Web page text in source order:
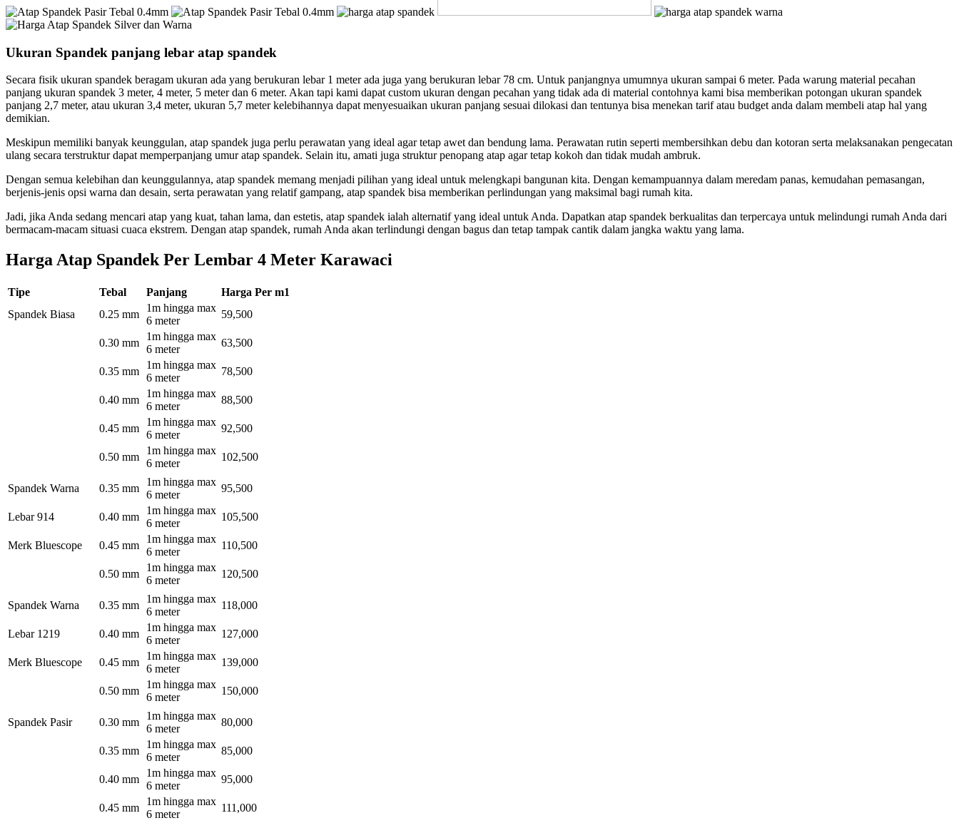
Ukuran Spandek panjang lebar atap spandek
Secara fisik ukuran spandek beragam ukuran ada yang berukuran lebar 1 meter ada juga yang berukuran lebar 78 cm. Untuk panjangnya umumnya ukuran sampai 6 meter. Pada warung material pecahan
panjang ukuran spandek 3 meter, 4 meter, 5 meter dan 6 meter. Akan tapi kami dapat custom ukuran dengan pecahan yang tidak ada di material contohnya kami bisa memberikan potongan ukuran spandek
panjang 2,7 meter, atau ukuran 3,4 meter, ukuran 5,7 meter kelebihannya dapat menyesuaikan ukuran panjang sesuai dilokasi dan tentunya bisa menekan tarif atau budget anda dalam membeli atap hal yang
demikian.
Meskipun memiliki banyak keunggulan, atap spandek juga perlu perawatan yang ideal agar tetap awet dan bendung lama. Perawatan rutin seperti membersihkan debu dan kotoran serta melaksanakan pengecatan
ulang secara terstruktur dapat memperpanjang umur atap spandek. Selain itu, amati juga struktur penopang atap agar tetap kokoh dan tidak mudah ambruk.
Dengan semua kelebihan dan keunggulannya, atap spandek memang menjadi pilihan yang ideal untuk melengkapi bangunan kita. Dengan kemampuannya dalam meredam panas, kemudahan pemasangan,
berjenis-jenis opsi warna dan desain, serta perawatan yang relatif gampang, atap spandek bisa memberikan perlindungan yang maksimal bagi rumah kita.
Jadi, jika Anda sedang mencari atap yang kuat, tahan lama, dan estetis, atap spandek ialah alternatif yang ideal untuk Anda. Dapatkan atap spandek berkualitas dan terpercaya untuk melindungi rumah Anda dari
bermacam-macam situasi cuaca ekstrem. Dengan atap spandek, rumah Anda akan terlindungi dengan bagus dan tetap tampak cantik dalam jangka waktu yang lama.
Harga Atap Spandek Per Lembar 4 Meter Karawaci
Tipe Tebal Panjang
Harga Per m1
Spandek Biasa
0.25 mm
1m hingga max
6 meter
59,500
0.30 mm
1m hingga max
6 meter
63,500
0.35 mm
1m hingga max
6 meter
78,500
0.40 mm
1m hingga max
6 meter
88,500
0.45 mm
1m hingga max
6 meter
92,500
0.50 mm
1m hingga max
6 meter
102,500
Spandek Warna 0.35 mm
1m hingga max
6 meter
95,500
Lebar 914 0.40 mm
1m hingga max
6 meter
105,500
Merk Bluescope 0.45 mm
1m hingga max
6 meter
110,500
0.50 mm
1m hingga max
6 meter
120,500
Spandek Warna 0.35 mm
1m hingga max
6 meter
118,000
Lebar 1219 0.40 mm
1m hingga max
6 meter
127,000
Merk Bluescope 0.45 mm
1m hingga max
6 meter
139,000
0.50 mm
1m hingga max
6 meter
150,000
Spandek Pasir 0.30 mm
1m hingga max
6 meter
80,000
0.35 mm
1m hingga max
6 meter
85,000
0.40 mm
1m hingga max
6 meter
95,000
0.45 mm
1m hingga max
6 meter
111,000